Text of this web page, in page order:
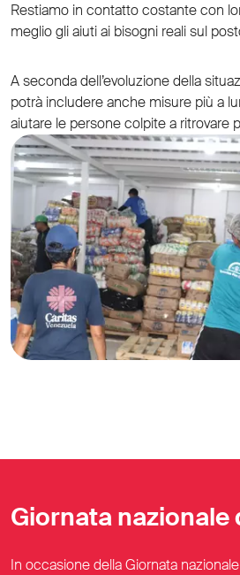
Restiamo in contatto costante con
meglio gli aiuti ai bisogni reali sul
A seconda dell’evoluzione della
potrà includere anche misure più a
aiutare le persone colpite a ritrovare
Giornata nazionale
In occasione della Giornata